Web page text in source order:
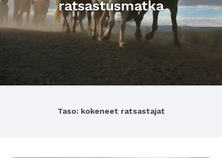
ratsastusmatka
Taso: kokeneet ratsastajat